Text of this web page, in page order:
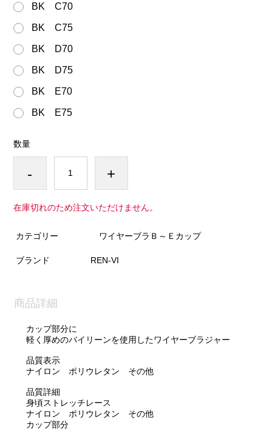
BK C70
BK C75
BK D70
BK D75
BK E70
BK E75
数量
- +
在庫切れのため注文いただけません。
カテゴリー ワイヤーブラＢ～Ｅカップ
ブランド REN-VI
商品詳細
カップ部分に
軽く厚めのバイリーンを使用したワイヤーブラジャー
品質表示
ナイロン ポリウレタン その他
品質詳細
身頃ストレッチレース
ナイロン ポリウレタン その他
カップ部分